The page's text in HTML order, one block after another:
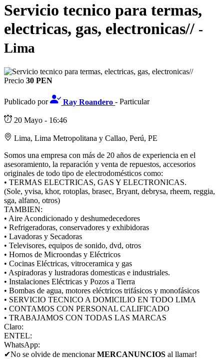
Servicio tecnico para termas,
electricas, gas, electronicas// -
Lima
Precio 30 PEN
Publicado por Ray Roandero- Particular
20 Mayo - 16:46
Lima, Lima Metropolitana y Callao, Perú, PE
Somos una empresa con más de 20 años de experiencia en el
asesoramiento, la reparación y venta de repuestos, accesorios
originales de todo tipo de electrodomésticos como:
• TERMAS ELECTRICAS, GAS Y ELECTRONICAS.
(Sole, yvisa, khor, rotoplas, brasec, Bryant, debrysa, rheem, reggia,
sga, alfano, otros)
TAMBIEN:
• Aire Acondicionado y deshumedecedores
• Refrigeradoras, conservadores y exhibidoras
• Lavadoras y Secadoras
• Televisores, equipos de sonido, dvd, otros
• Hornos de Microondas y Eléctricos
• Cocinas Eléctricas, vitroceramica y gas
• Aspiradoras y lustradoras domesticas e industriales.
• Instalaciones Eléctricas y Pozos a Tierra
• Bombas de agua, motores eléctricos trifásicos y monofásicos
• SERVICIO TECNICO A DOMICILIO EN TODO LIMA
• CONTAMOS CON PERSONAL CALIFICADO
• TRABAJAMOS CON TODAS LAS MARCAS
Claro:
ENTEL:
WhatsApp:
✔No se olvide de mencionarMERCANUNCIOS al llamar!